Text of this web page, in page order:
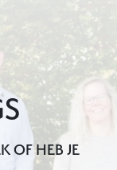
OF HEB JE